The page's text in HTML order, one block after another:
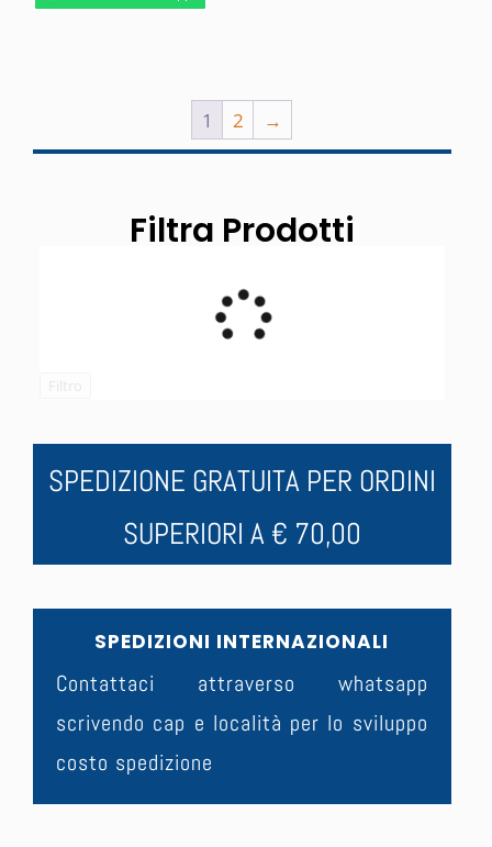
era: è:
1 2 →
Filtra Prodotti
SPEDIZIONE GRATUITA PER ORDINI
SUPERIORI A € 70,00
SPEDIZIONI INTERNAZIONALI
Contattaci attraverso whatsapp
scrivendo cap e località per lo sviluppo
costo spedizione